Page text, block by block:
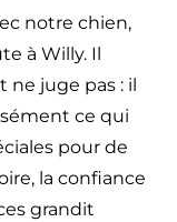
notre chien,
à Willy. Il
ne juge pas : il
ce qui
pour de
la confiance
grandit